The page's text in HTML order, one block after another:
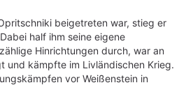
beigetreten war, stieg er
half ihm seine eigene
Hinrichtungen durch, war an
und kämpfte im Livländischen Krieg.
vor Weißenstein in